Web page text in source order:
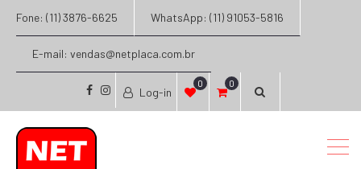
Fone: (11) 3876-6625 WhatsApp: (11) 91053-5816
E-mail: vendas@netplaca.com.br
facebook
instagram
Log-in
0 0